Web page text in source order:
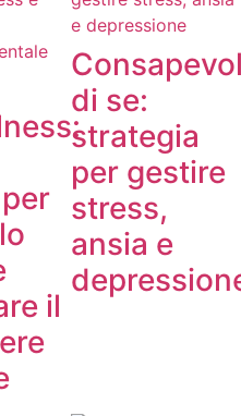
il
di se:
strategia
per gestire
stress,
ansia e